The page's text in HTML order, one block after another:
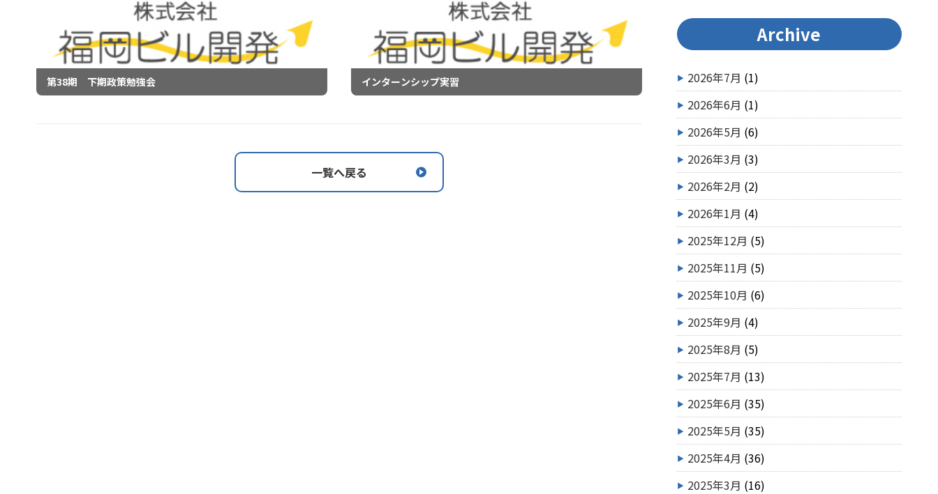
第38期 下期政策勉強会 インターンシップ実習
一覧へ戻る
Archive
2026年7月 (1)
2026年6月 (1)
2026年5月 (6)
2026年3月 (3)
2026年2月 (2)
2026年1月 (4)
2025年12月 (5)
2025年11月 (5)
2025年10月 (6)
2025年9月 (4)
2025年8月 (5)
2025年7月 (13)
2025年6月 (35)
2025年5月 (35)
2025年4月 (36)
2025年3月 (16)